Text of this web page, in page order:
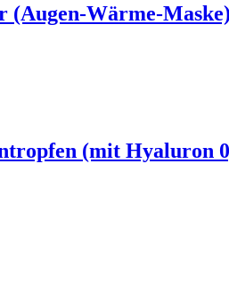
(Augen-Wärme-Maske)
(mit Hyaluron